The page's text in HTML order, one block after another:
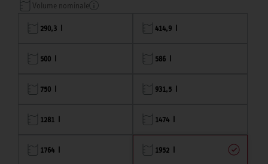
Volume nominale
290,3 l 414,9 l
500 l 586 l
750 l 931,5 l
1281 l 1474 l
1764 l 1952 l